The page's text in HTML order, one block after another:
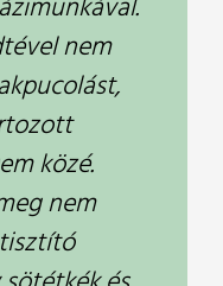
nem
közé.
nem